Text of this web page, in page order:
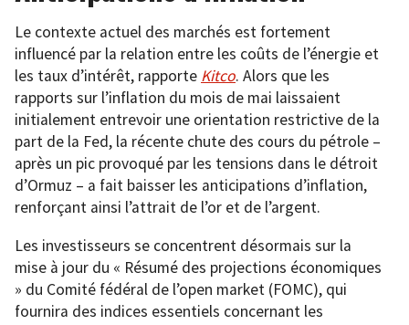
Le contexte actuel des marchés est fortement
influencé par la relation entre les coûts de l’énergie et
les taux d’intérêt, rapporte Kitco. Alors que les
rapports sur l’inflation du mois de mai laissaient
initialement entrevoir une orientation restrictive de la
part de la Fed, la récente chute des cours du pétrole –
après un pic provoqué par les tensions dans le détroit
d’Ormuz – a fait baisser les anticipations d’inflation,
renforçant ainsi l’attrait de l’or et de l’argent.
Les investisseurs se concentrent désormais sur la
mise à jour du « Résumé des projections économiques
» du Comité fédéral de l’open market (FOMC), qui
fournira des indices essentiels concernant les